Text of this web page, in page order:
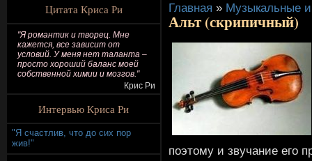
Цитата Криса Ри
"Я романтик и творец. Мне
кажется, все зависит от
условий. У меня нет таланта –
просто хороший баланс моей
собственной химии и мозгов."
Крис Ри
Интервью Криса Ри
"Я счастлив, что до сих пор
жив!"
Главная » Музыкальные
Альт (скрипичный)
поэтому и звучание его